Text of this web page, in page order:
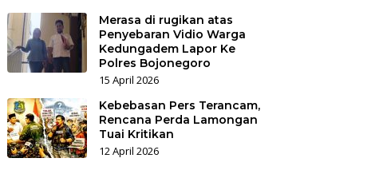
Merasa di rugikan atas
Penyebaran Vidio Warga
Kedungadem Lapor Ke
Polres Bojonegoro
15 April 2026
Kebebasan Pers Terancam,
Rencana Perda Lamongan
Tuai Kritikan
12 April 2026